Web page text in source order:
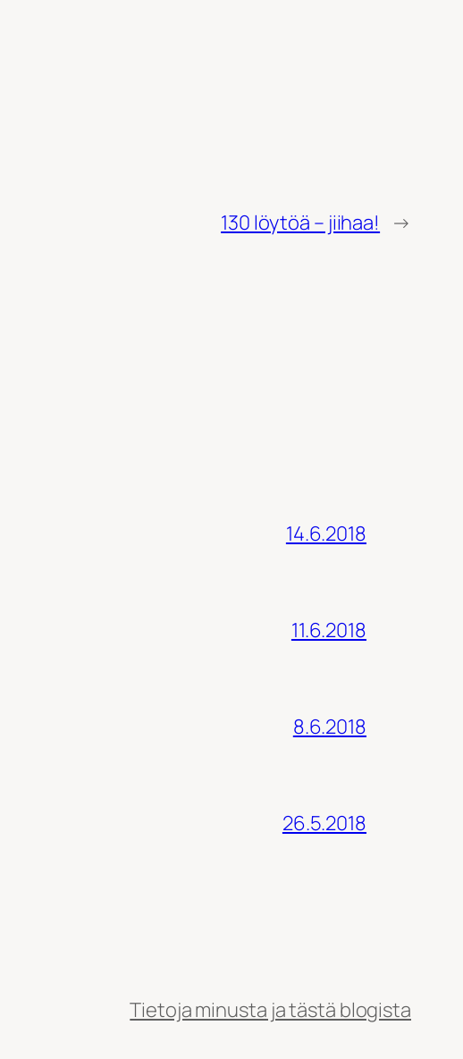
130 löytöä – jiihaa! →
14.6.2018
11.6.2018
8.6.2018
26.5.2018
Tietoja minusta ja tästä blogista